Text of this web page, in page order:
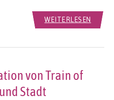
WEITERLESEN
von Train of
Stadt